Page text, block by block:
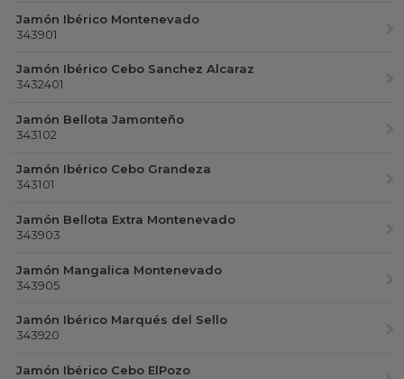
Jamón Ibérico Montenevado
343901
Jamón Ibérico Cebo Sanchez Alcaraz
3432401
Jamón Bellota Jamonteño
343102
Jamón Ibérico Cebo Grandeza
343101
Jamón Bellota Extra Montenevado
343903
Jamón Mangalica Montenevado
343905
Jamón Ibérico Marqués del Sello
343920
Jamón Ibérico Cebo ElPozo